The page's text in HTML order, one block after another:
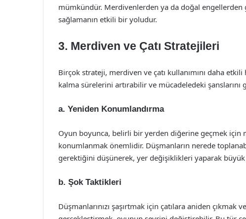
mümkündür. Merdivenlerden ya da doğal engellerden
sağlamanın etkili bir yoludur.
3. Merdiven ve Çatı Stratejileri
Birçok strateji, merdiven ve çatı kullanımını daha
kalma sürelerini artırabilir ve mücadeledeki şanslarını
a. Yeniden Konumlandırma
Oyun boyunca, belirli bir yerden diğerine geçmek için
konumlanmak önemlidir. Düşmanların nerede
gerektiğini düşünerek, yer değişiklikleri yaparak
b. Şok Taktikleri
Düşmanlarınızı şaşırtmak için çatılara aniden çıkmak